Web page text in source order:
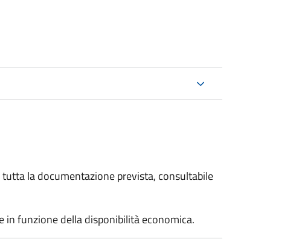
la documentazione prevista, consultabile
in funzione della disponibilità economica.